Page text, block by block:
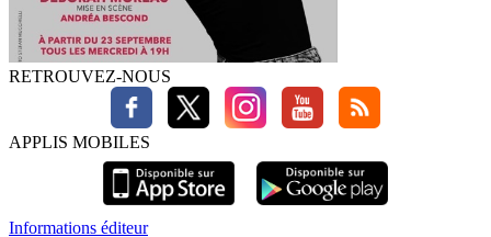
RETROUVEZ-NOUS
APPLIS MOBILES
Informations éditeur